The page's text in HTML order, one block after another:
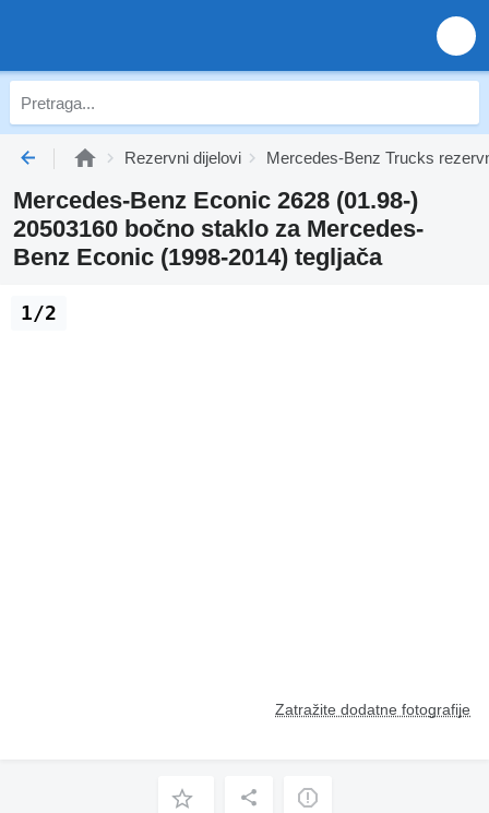
Rezervni dijelovi Mercedes-Benz Trucks
Mercedes-Benz Econic 2628 (01.98-)
20503160 bočno staklo za Mercedes-
Benz Econic (1998-2014) tegljača
Zatražite dodatne fotografije
1/2